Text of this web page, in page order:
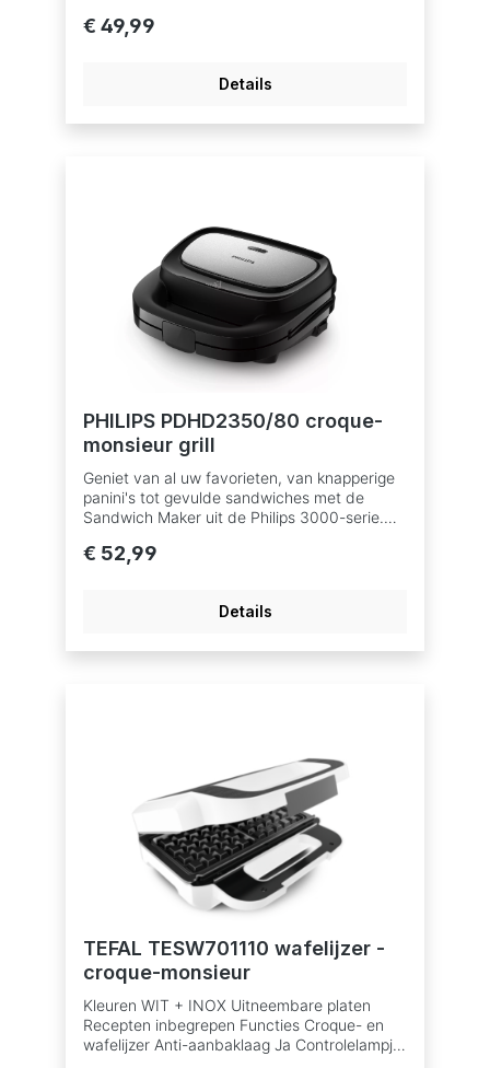
anti-kleeflaag. Verticaal en snoeropbergvak
handvat en de vergrendeling voor meer
en einde voorverwarming.Vermogen 700
€ 49,99
Details
PHILIPS PDHD2350/80 croque-
monsieur grill
Geniet van al uw favorieten, van knapperige
panini's tot gevulde sandwiches met de
Sandwich Maker uit de Philips 3000-serie.
krachtig en gelijkmatig verwarmd voor
€ 52,99
Details
TEFAL TESW701110 wafelijzer -
croque-monsieur
Kleuren WIT + INOX Uitneembare platen
Recepten inbegrepen Functies Croque- en
wafelijzer Anti-aanbaklaag Ja Controlelampje